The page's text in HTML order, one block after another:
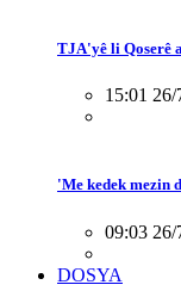
TJA'yê li Qoserê
15:01 26/
'Me kedek mezin
09:03 26/
DOSYA